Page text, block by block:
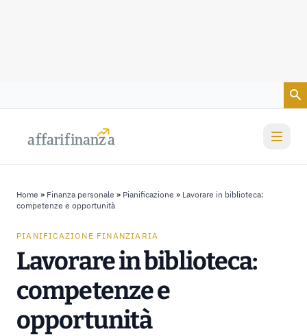
affarifinanza
affarifinanza
Home » Finanza personale » Pianificazione » Lavorare in biblioteca:
competenze e opportunità
PIANIFICAZIONE FINANZIARIA
Lavorare in biblioteca:
competenze e
opportunità